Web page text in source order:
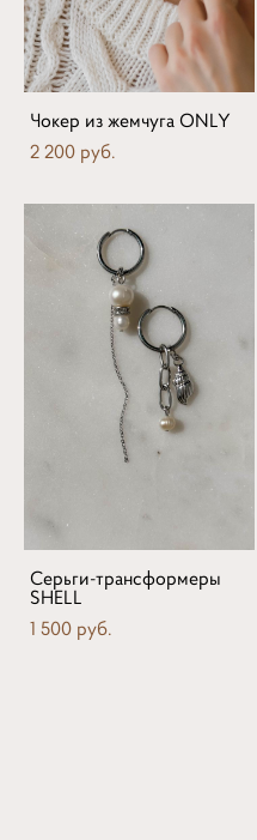
Чокер из жемчуга ONLY
2 200 pуб.
Серьги-трансформеры
SHELL
1 500 pуб.